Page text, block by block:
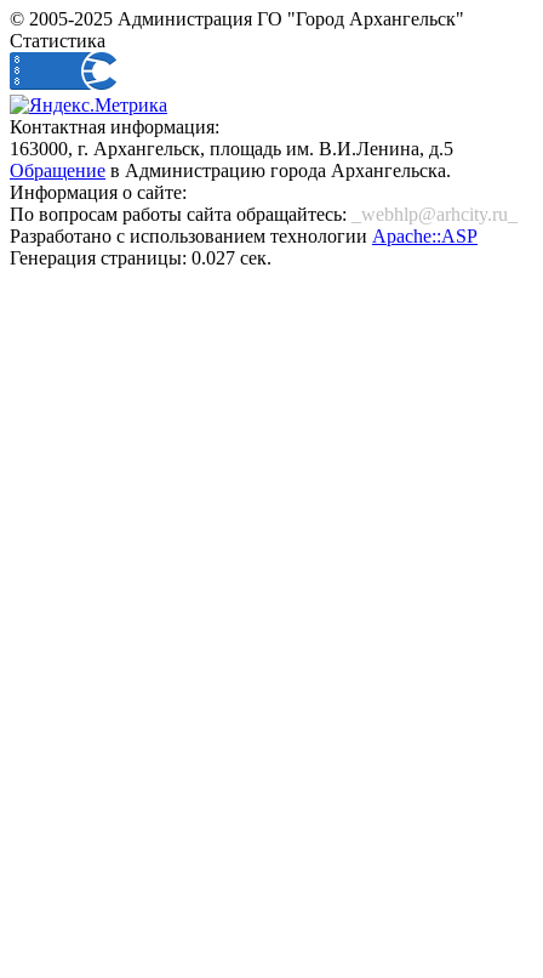
© 2005-2025 Администрация ГО "Город Архангельск"
Статистика
Контактная информация:
163000, г. Архангельск, площадь им. В.И.Ленина, д.5
Обращение в Администрацию города Архангельска.
Информация о сайте:
По вопросам работы сайта обращайтесь:
_webhlp@arhcity.ru_
Разработано с использованием технологии Apache::ASP
Генерация страницы: 0.027 сек.